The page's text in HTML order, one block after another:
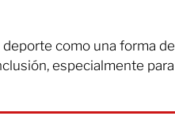
como una forma de
especialmente para